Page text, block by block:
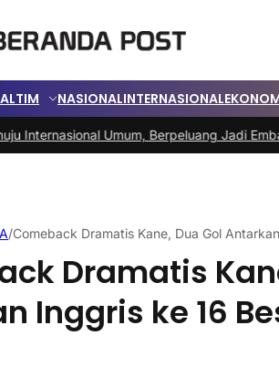
NASIONALINTERNASIONAL
Umum, Berpeluang Jadi Embarkasi Haji|
/Comeback Dramatis Kane, Dua Gol
Dramatis
Inggris ke 16